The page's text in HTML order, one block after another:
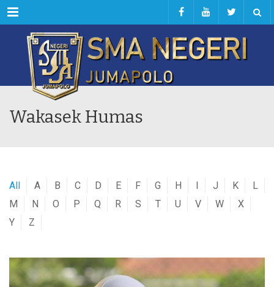
Menu
Wakasek Humas
All A B C D E F G H I J K
L
M
N O P Q R S T U V W
X
Y
Z